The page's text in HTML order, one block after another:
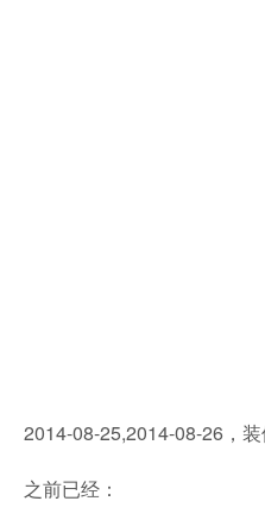
2014-08-25,2014-08-26，装
之前已经：